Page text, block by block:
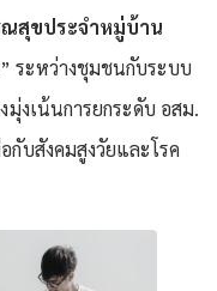
ณสุขประจำหมู่บ้าน
ระหว่างชุมชนกับระบบ
งเน้นการยกระดับ อสม.
บสังคมสูงวัยและโรค